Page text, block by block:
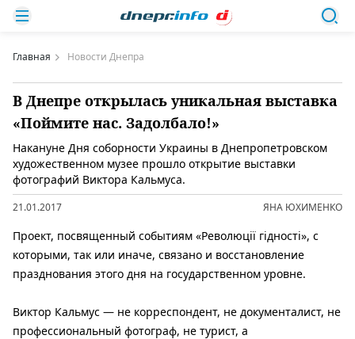
Главная Новости Днепра
В Днепре открылась уникальная выставка
«Поймите нас. Задолбало!»
Накануне Дня соборности Украины в Днепропетровском
художественном музее прошло открытие выставки
фотографий Виктора Кальмуса.
21.01.2017 ЯНА ЮХИМЕНКО
Проект, посвященный событиям «Революції гідності», с
которыми, так или иначе, связано и восстановление
празднования этого дня на государственном уровне.
Виктор Кальмус — не корреспондент, не документалист, не
профессиональный фотограф, не турист, а